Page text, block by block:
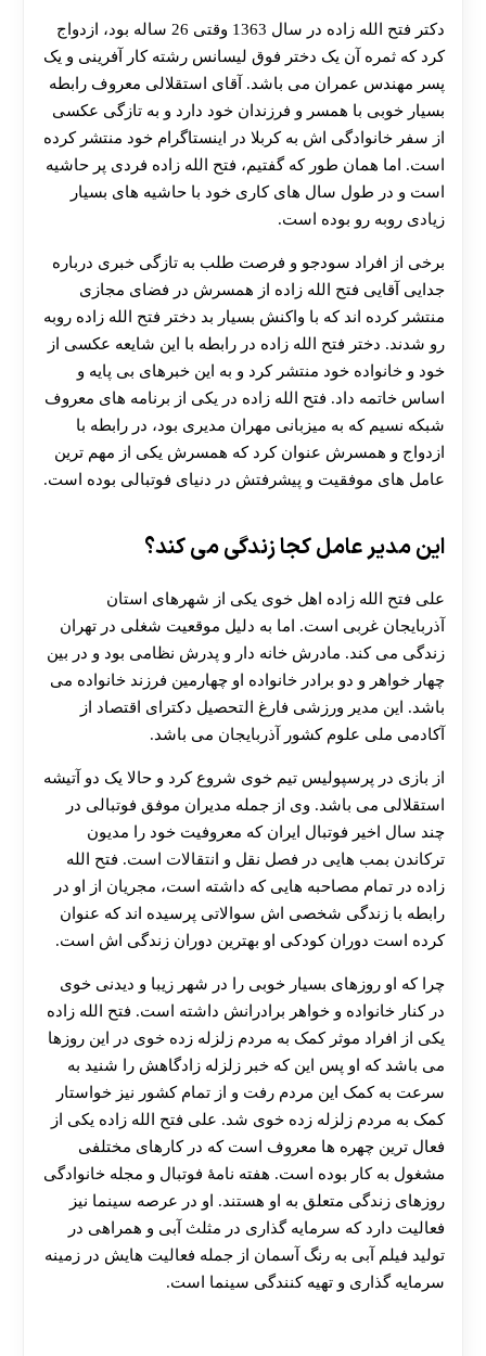
دکتر فتح الله زاده در سال 1363 وقتی 26 ساله بود، ازدواج
کرد که ثمره آن یک دختر فوق لیسانس رشته کار آفرینی و یک
پسر مهندس عمران می باشد. آقای استقلالی معروف رابطه
بسیار خوبی با همسر و فرزندان خود دارد و به تازگی عکسی
از سفر خانوادگی اش به کربلا در اینستاگرام خود منتشر کرده
است. اما همان طور که گفتیم، فتح ‌الله ‌زاده فردی پر حاشیه
است و در طول سال های کاری خود با حاشیه های بسیار
زیادی روبه رو بوده است.
برخی از افراد سودجو و فرصت طلب به تازگی خبری درباره
جدایی آقایی فتح الله زاده از همسرش در فضای مجازی
منتشر کرده اند که با واکنش بسیار بد دختر فتح الله زاده روبه
رو شدند. دختر فتح الله زاده در رابطه با این شایعه عکسی از
خود و خانواده خود منتشر کرد و به این خبرهای بی پایه و
اساس خاتمه داد. فتح الله زاده در یکی از برنامه های معروف
شبکه نسیم که به میزبانی مهران مدیری بود، در رابطه با
ازدواج و همسرش عنوان کرد که همسرش یکی از مهم ترین
عامل های موفقیت و پیشرفتش در دنیای فوتبالی بوده است.
این مدیر عامل کجا زندگی می کند؟
علی فتح الله زاده اهل خوی یکی از شهرهای استان
آذربایجان غربی است. اما به دلیل موقعیت شغلی در تهران
زندگی می کند. مادرش خانه دار و پدرش نظامی بود و در بین
چهار خواهر و دو برادر خانواده او چهارمین فرزند خانواده می
باشد. این مدیر ورزشی فارغ التحصیل دکترای اقتصاد از
آکادمی ملی علوم کشور آذربایجان می باشد.
از بازی در پرسپولیس تیم خوی شروع کرد و حالا یک دو آتیشه
استقلالی می باشد. وی از جمله مدیران موفق فوتبالی در
چند سال اخیر فوتبال ایران که معروفیت خود را مدیون
ترکاندن بمب هایی در فصل نقل و انتقالات است. فتح الله
زاده در تمام مصاحبه هایی که داشته است، مجریان از او در
رابطه با زندگی شخصی اش سوالاتی پرسیده اند که عنوان
کرده است دوران کودکی او بهترین دوران زندگی اش است.
چرا که او روزهای بسیار خوبی را در شهر زیبا و دیدنی خوی
در کنار خانواده و خواهر برادرانش داشته است. فتح الله زاده
یکی از افراد موثر کمک به مردم زلزله زده خوی در این روزها
می باشد که او پس این که خبر زلزله زادگاهش را شنید به
سرعت به کمک این مردم رفت و از تمام کشور نیز خواستار
کمک به مردم زلزله زده خوی شد. علی فتح الله زاده یکی از
فعال ترین چهره ها معروف است که در کارهای مختلفی
مشغول به کار بوده است. هفته‌ نامهٔ فوتبال و مجله خانوادگی
روزهای زندگی متعلق به او هستند. او در عرصه سینما نیز
فعالیت دارد که سرمایه گذاری در مثلث آبی و همراهی در
تولید فیلم آبی به رنگ آسمان از جمله فعالیت هایش در زمینه
سرمایه گذاری و تهیه کنندگی سینما است.